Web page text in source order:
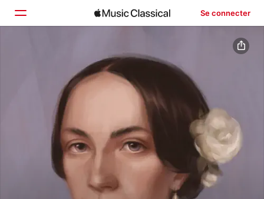
Se connecter
Parcourir
Rechercher